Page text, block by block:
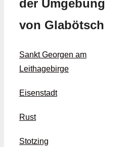
der Umgebung
von Glabötsch
Sankt Georgen am
Leithagebirge
Eisenstadt
Rust
Stotzing